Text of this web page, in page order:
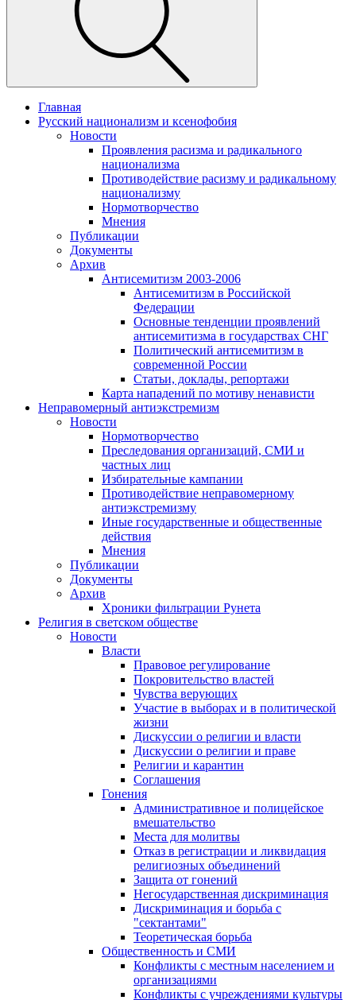
Главная
Русский национализм и ксенофобия
Новости
Проявления расизма и радикального
национализма
Противодействие расизму и радикальному
национализму
Нормотворчество
Мнения
Публикации
Документы
Архив
Антисемитизм 2003-2006
Антисемитизм в Российской
Федерации
Основные тенденции проявлений
антисемитизма в государствах СНГ
Политический антисемитизм в
современной России
Статьи, доклады, репортажи
Карта нападений по мотиву ненависти
Неправомерный антиэкстремизм
Новости
Нормотворчество
Преследования организаций, СМИ и
частных лиц
Избирательные кампании
Противодействие неправомерному
антиэкстремизму
Иные государственные и общественные
действия
Мнения
Публикации
Документы
Архив
Хроники фильтрации Рунета
Религия в светском обществе
Новости
Власти
Правовое регулирование
Покровительство властей
Чувства верующих
Участие в выборах и в политической
жизни
Дискуссии о религии и власти
Дискуссии о религии и праве
Религии и карантин
Соглашения
Гонения
Административное и полицейское
вмешательство
Места для молитвы
Отказ в регистрации и ликвидация
религиозных объединений
Защита от гонений
Негосударственная дискриминация
Дискриминация и борьба с
"сектантами"
Теоретическая борьба
Общественность и СМИ
Конфликты с местным населением и
организациями
Конфликты с учреждениями культуры